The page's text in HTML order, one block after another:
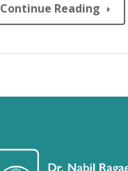
Continue Reading